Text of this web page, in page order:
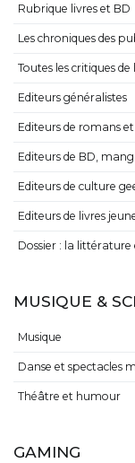
Rubrique livres et BD
Les chroniques des
Toutes les critiques
Editeurs généralistes
Editeurs de romans
Editeurs de BD,
Editeurs de culture
Editeurs de livres
Dossier : la
MUSIQUE &
Musique
Danse et spectacles
Théâtre et humour
GAMING